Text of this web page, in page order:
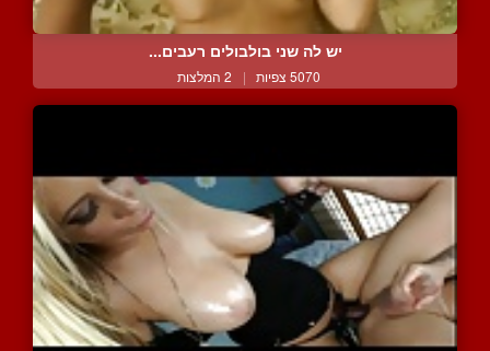
יש לה שני בולבולים רעבים...
5070 צפיות | 2 המלצות